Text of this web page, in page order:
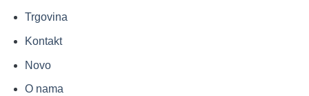
Trgovina
Kontakt
Novo
O nama